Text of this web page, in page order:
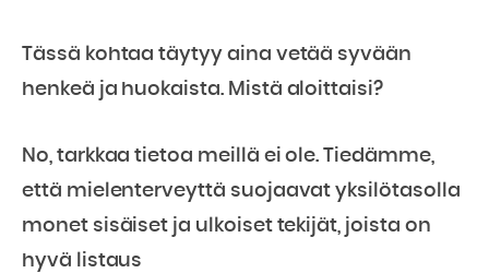
Tässä kohtaa täytyy aina vetää syvään
henkeä ja huokaista. Mistä aloittaisi?
No, tarkkaa tietoa meillä ei ole. Tiedämme,
että mielenterveyttä suojaavat yksilötasolla
monet sisäiset ja ulkoiset tekijät, joista on
hyvä listaus